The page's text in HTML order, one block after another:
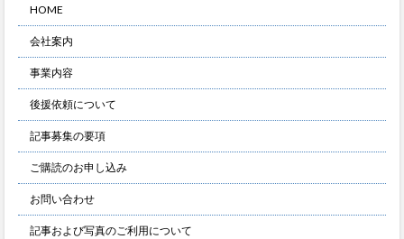
HOME
会社案内
事業内容
後援依頼について
記事募集の要項
ご購読のお申し込み
お問い合わせ
記事および写真のご利用について